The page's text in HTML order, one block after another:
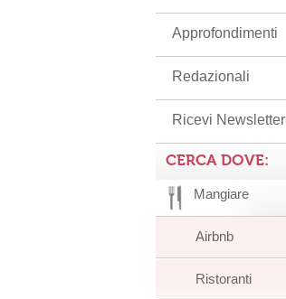
Approfondimenti
Redazionali
Ricevi Newsletter
CERCA DOVE:
Mangiare
Airbnb
Ristoranti